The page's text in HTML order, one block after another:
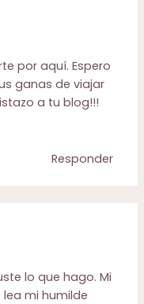
por aquí. Espero
ganas de viajar
a tu blog!!!
Responder
lo que hago. Mi
mi humilde